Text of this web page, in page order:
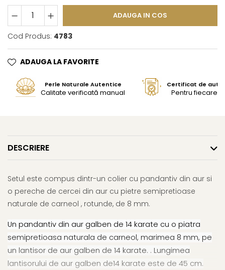
ADAUGA IN COS
Cod Produs: 4783
ADAUGA LA FAVORITE
Perle Naturale Autentice
Calitate verificată manual
Certificat de
Pentru fiecare
DESCRIERE
Setul este compus dintr-un colier cu pandantiv din aur si
o pereche de cercei din aur cu pietre semipretioase
naturale de carneol , rotunde, de 8 mm.
Un pandantiv din aur galben de 14 karate cu o piatra
semipretioasa naturala de carneol, marimea 8 mm, pe
un lantisor de aur galben de 14 karate. . Lungimea
lantisorului de aur galben de14 karate este de 45 cm.